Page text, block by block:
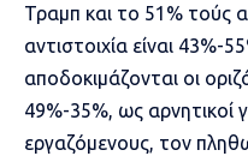
Τραμπ και το 51% τούς
αντιστοιχία είναι 43%-
αποδοκιμάζονται οι
49%-35%, ως αρνητικοί
εργαζόμενους, τον